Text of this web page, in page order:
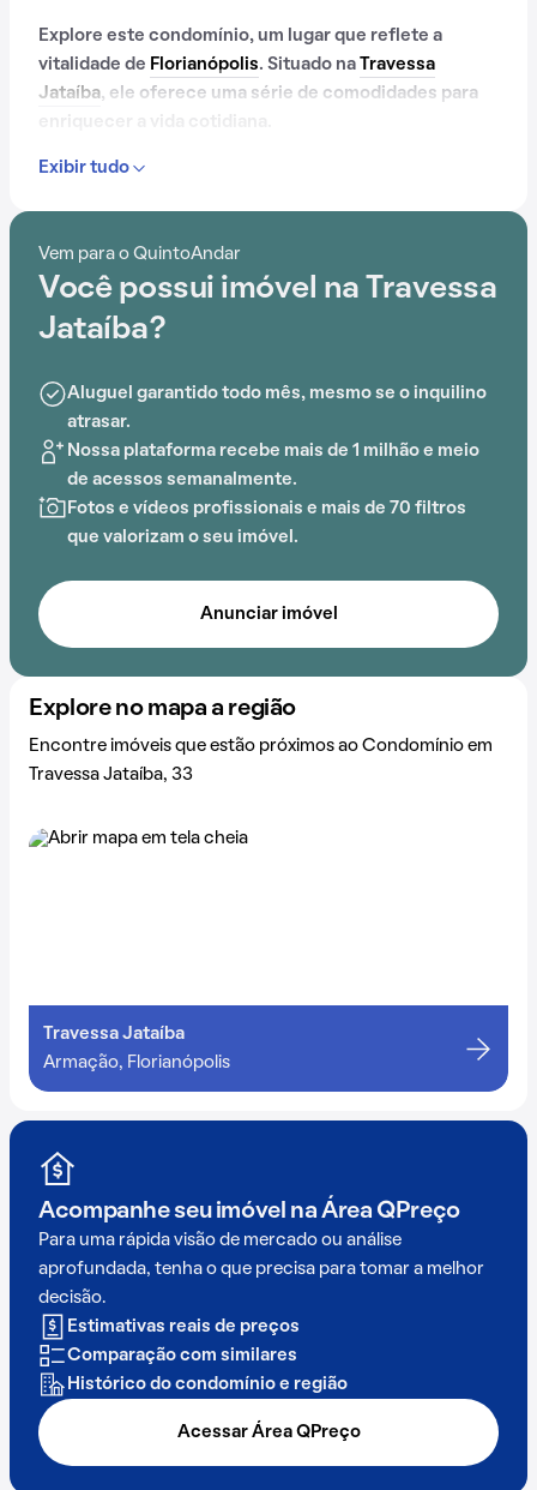
Explore este condomínio, um lugar que reflete a
vitalidade de Florianópolis. Situado na
Travessa
Jataíba, ele oferece uma série de comodidades para
lavanderia no prédio, este condomínio oferece um
A conveniência é acentuada pela sua localização
estratégica, próxima a Morro Campeche e Praia Morro
Exibir tudo
Vem para o QuintoAndar
Você possui imóvel na Travessa
Jataíba?
Aluguel garantido todo mês, mesmo se o inquilino
atrasar.
Nossa plataforma recebe mais de 1 milhão e meio
de acessos semanalmente.
Fotos e vídeos profissionais e mais de 70 filtros
que valorizam o seu imóvel.
Anunciar imóvel
Explore no mapa a região
Encontre imóveis que estão próximos ao Condomínio em
Travessa Jataíba, 33
Travessa Jataíba
Armação, Florianópolis
Acompanhe seu imóvel na Área QPreço
Para uma rápida visão de mercado ou análise
aprofundada, tenha o que precisa para tomar a melhor
decisão.
Estimativas reais de preços
Comparação com similares
Histórico do condomínio e região
Acessar Área QPreço